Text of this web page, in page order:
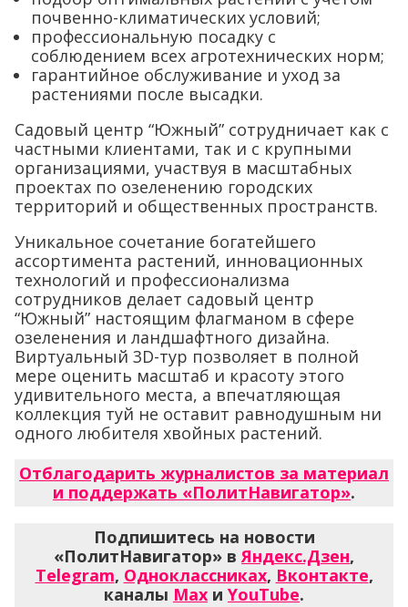
почвенно-климатических условий;
профессиональную посадку с
соблюдением всех агротехнических норм;
гарантийное обслуживание и уход за
растениями после высадки.
Садовый центр “Южный” сотрудничает как с
частными клиентами, так и с крупными
организациями, участвуя в масштабных
проектах по озеленению городских
территорий и общественных пространств.
Уникальное сочетание богатейшего
ассортимента растений, инновационных
технологий и профессионализма
сотрудников делает садовый центр
“Южный” настоящим флагманом в сфере
озеленения и ландшафтного дизайна.
Виртуальный 3D-тур позволяет в полной
мере оценить масштаб и красоту этого
удивительного места, а впечатляющая
коллекция туй не оставит равнодушным ни
одного любителя хвойных растений.
Отблагодарить журналистов за материал
и поддержать «ПолитНавигатор».
Подпишитесь на новости
«ПолитНавигатор» вЯндекс.Дзен,
Telegram, Одноклассниках, Вконтакте,
каналы Max и YouTube.